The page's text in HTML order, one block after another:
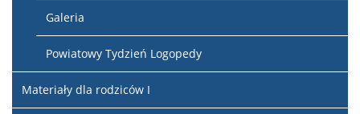
Galeria
Powiatowy Tydzień Logopedy
Materiały dla rodziców I